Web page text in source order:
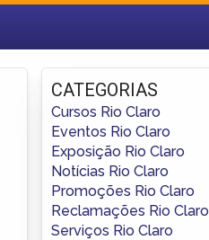
Fazer login
Criar conta
CATEGORIAS
Cursos Rio Claro
Eventos Rio Claro
Exposição Rio Claro
Notícias Rio Claro
Promoções Rio Claro
Reclamações Rio Claro
Serviços Rio Claro